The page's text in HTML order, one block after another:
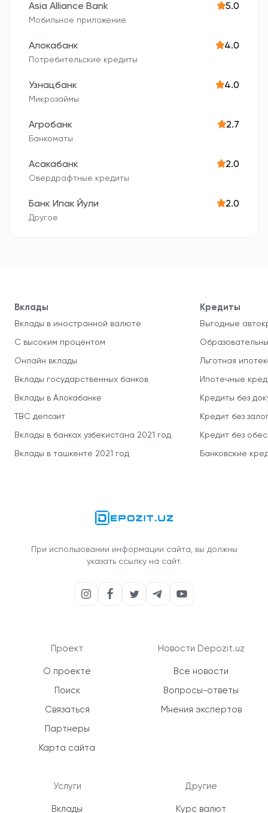
Asia Alliance Bank 5.0
Мобильное приложение
Алокабанк 4.0
Потребительские кредиты
Узнацбанк 4.0
Микрозаймы
Агробанк 2.7
Банкоматы
Асакабанк 2.0
Овердрафтные кредиты
Банк Ипак Йули 2.0
Другое
Вклады
Вклады в иностранной валюте
С высоким процентом
Онлайн вклады
Вклады государственных банков
Вклады в Алокабанке
TBC депозит
Вклады в банках узбекистана 2021 год
Вклады в ташкенте 2021 год
Кредиты
Выгодные
Льготная
Ипотечные
Кредиты без
Кредит без
Кредит без
Банковские
При использовании информации сайта, вы должны
указать ссылку на сайт.
Проект
О проекте
Поиск
Связаться
Партнеры
Карта сайта
Услуги
Вклады
Новости Depozit.uz
Все новости
Вопросы-ответы
Мнения экспертов
Другие
Курс валют